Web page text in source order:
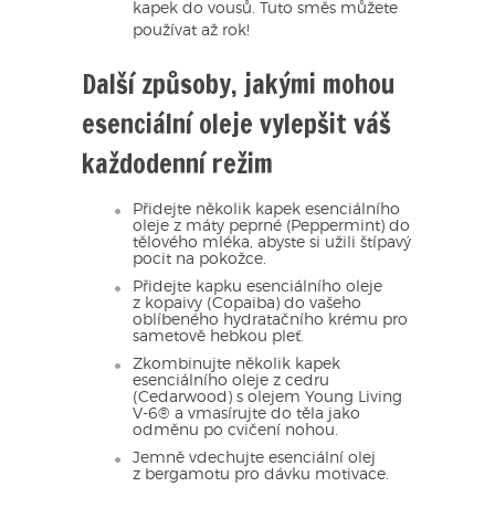
kapek do vousů. Tuto směs můžete
používat až rok!
Další způsoby, jakými mohou
esenciální oleje vylepšit váš
každodenní režim
Přidejte několik kapek esenciálního
oleje z máty peprné (Peppermint) do
tělového mléka, abyste si užili štípavý
pocit na pokožce.
Přidejte kapku esenciálního oleje
z kopaivy (Copaiba) do vašeho
oblíbeného hydratačního krému pro
sametově hebkou pleť.
Zkombinujte několik kapek
esenciálního oleje z cedru
(Cedarwood) s olejem Young Living
V-6® a vmasírujte do těla jako
odměnu po cvičení nohou.
Jemně vdechujte esenciální olej
z bergamotu pro dávku motivace.